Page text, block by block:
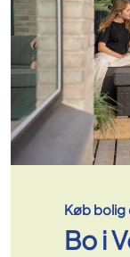
Køb bolig
Bo i